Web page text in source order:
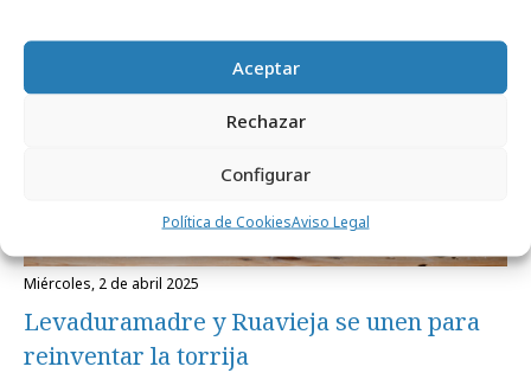
Aceptar
Rechazar
Configurar
Política de CookiesAviso Legal
miércoles, 2 de abril 2025
Levaduramadre y Ruavieja se unen para
reinventar la torrija